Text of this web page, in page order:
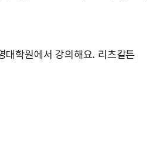
대학원에서 강의해요. 리츠칼튼